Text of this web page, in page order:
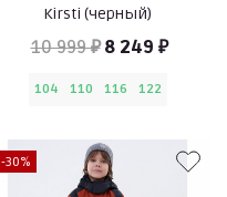
Kirsti (черный)
10 999 ₽ 8 249 ₽
104 110 116 122
-30%